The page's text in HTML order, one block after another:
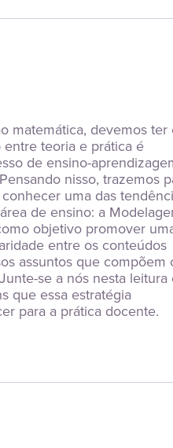
matemática, devemos ter
teoria e prática é
de ensino-
nisso, trazemos
uma das
de ensino: a
objetivo promover
entre os conteúdos
assuntos que compõem
se a nós nesta leitura
que essa estratégia
para a prática docente.